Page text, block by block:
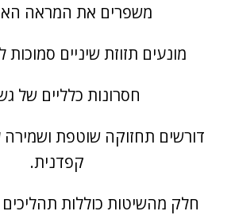
משפרים את המראה
מונעים תזוזת שיניים סמוכות
חסרונות כלליים של
דורשים תחזוקה שוטפת ושמירה
קפדנית.
חלק מהשיטות כוללות תהליכים